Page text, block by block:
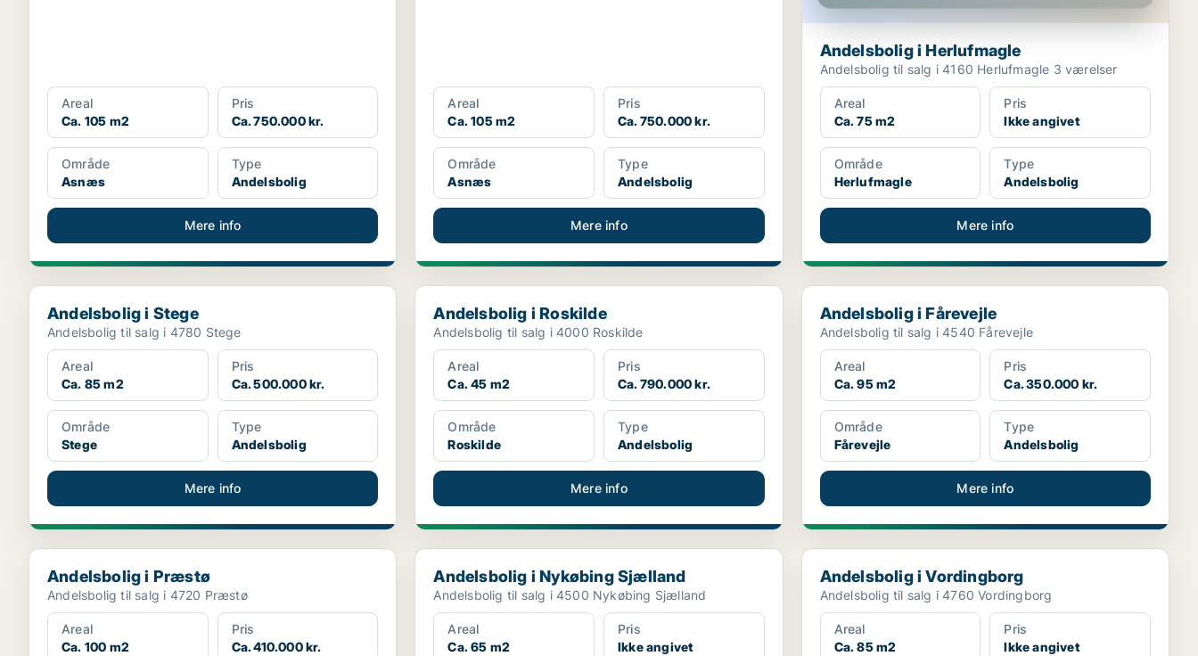
Areal
Ca. 105 m2
Pris
Ca. 750.000 kr.
Område
Asnæs
Type
Andelsbolig
Mere info
Areal
Ca. 105 m2
Pris
Ca. 750.000 kr.
Område
Asnæs
Type
Andelsbolig
Mere info
Andelsbolig i Herlufmagle
Andelsbolig til salg i 4160 Herlufmagle 3 værelser
Areal
Ca. 75 m2
Pris
Ikke angivet
Område
Herlufmagle
Type
Andelsbolig
Mere info
Andelsbolig i Stege
Andelsbolig i Stege
Andelsbolig til salg i 4780 Stege
Areal
Ca. 85 m2
Pris
Ca. 500.000 kr.
Område
Stege
Type
Andelsbolig
Mere info
Andelsbolig i Roskilde
Andelsbolig i Roskilde
Andelsbolig til salg i 4000 Roskilde
Areal
Ca. 45 m2
Pris
Ca. 790.000 kr.
Område
Roskilde
Type
Andelsbolig
Mere info
Andelsbolig i Fårevejle
Andelsbolig i Fårevejle
Andelsbolig til salg i 4540 Fårevejle
Areal
Ca. 95 m2
Pris
Ca. 350.000 kr.
Område
Fårevejle
Type
Andelsbolig
Mere info
Andelsbolig i Præstø
Andelsbolig i Præstø
Andelsbolig til salg i 4720 Præstø
Areal
Ca. 100 m2
Pris
Ca. 410.000 kr.
Andelsbolig i Nykøbing Sjælland
Andelsbolig i Nykøbing Sjælland
Andelsbolig til salg i 4500 Nykøbing Sjælland
Areal
Ca. 65 m2
Pris
Ikke angivet
Andelsbolig i Vordingborg
Andelsbolig i Vordingborg
Andelsbolig til salg i 4760 Vordingborg
Areal
Ca. 85 m2
Pris
Ikke angivet